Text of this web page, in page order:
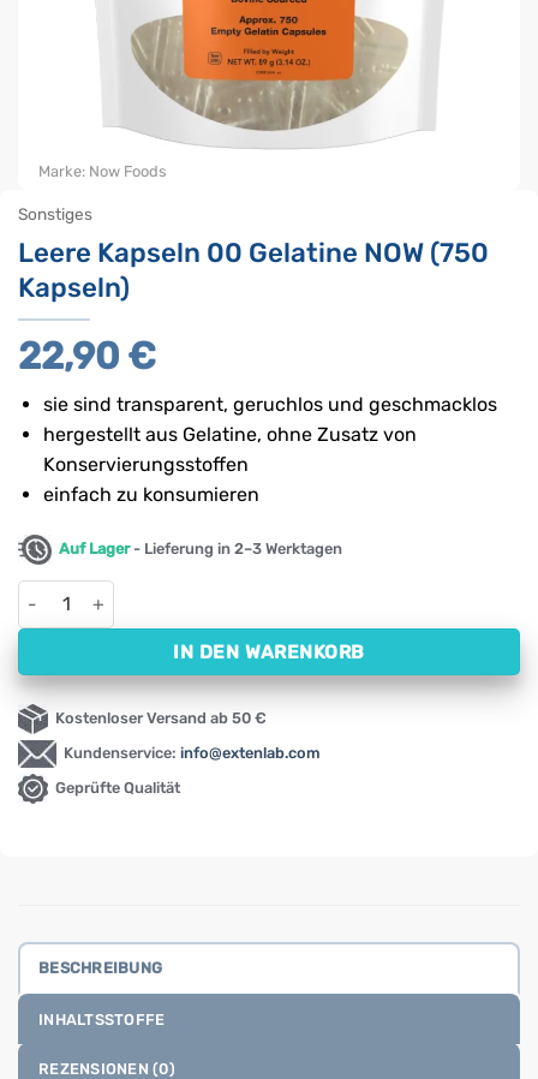
Sonstiges
Leere Kapseln 00 Gelatine NOW (750
Kapseln)
22,90 €
sie sind transparent, geruchlos und geschmacklos
hergestellt aus Gelatine, ohne Zusatz von
Konservierungsstoffen
einfach zu konsumieren
Auf Lager- Lieferung in 2–3 Werktagen
Leere Kapseln 00 Gelatine NOW (750 Kapseln) Menge
IN DEN WARENKORB
Kostenloser Versand ab 50 €
Kundenservice: info@extenlab.com
Geprüfte Qualität
Marke: Now Foods
BESCHREIBUNG
INHALTSSTOFFE
REZENSIONEN (0)